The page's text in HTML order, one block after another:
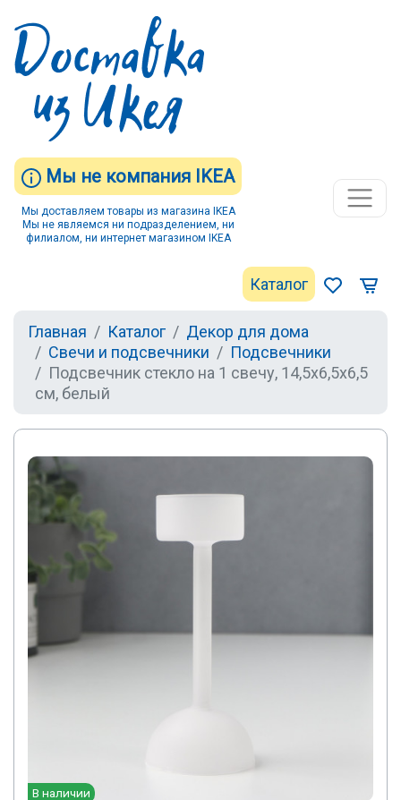
Мы не компания IKEA
Мы доставляем товары из магазина IKEA
Мы не являемся ни подразделением, ни
филиалом, ни интернет магазином IKEA
Каталог
Главная Каталог
Декор для дома
Свечи и подсвечники
Подсвечники
Подсвечник стекло на 1 свечу, 14,5х6,5х6,5
см, белый
В наличии